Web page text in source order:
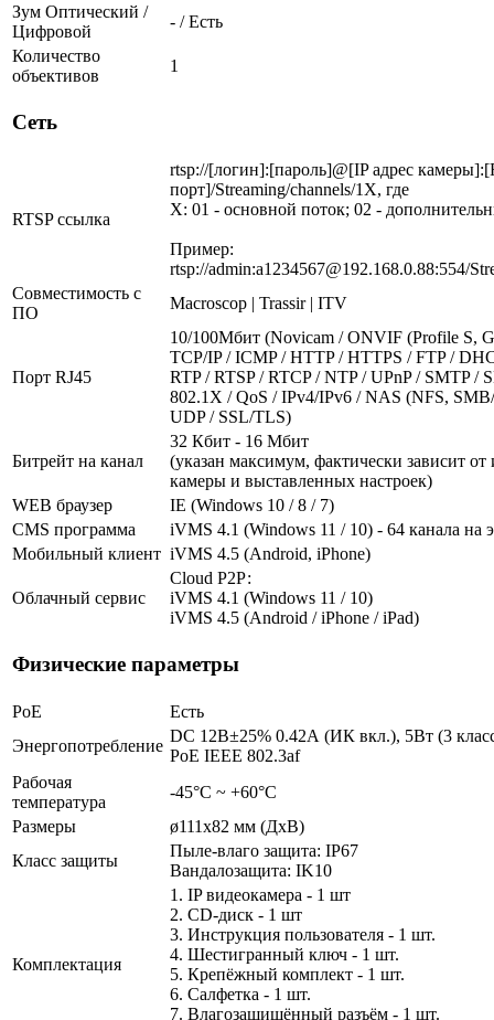
Зум Оптический /
Цифровой
- / Есть
Количество
объективов
1
Сеть
RTSP ссылка
rtsp://[логин]:[пароль]@[IP адрес
порт]/Streaming/channels/1X, где
X: 01 - основной поток; 02 -
Пример:
rtsp://admin:a1234567@192.168.0.88:554/
Совместимость с
ПО
Macroscop | Trassir | ITV
Порт RJ45
10/100Мбит (Novicam / ONVIF (Profile S,
TCP/IP / ICMP / HTTP / HTTPS / FTP /
RTP / RTSP / RTCP / NTP / UPnP / SMTP /
802.1X / QoS / IPv4/IPv6 / NAS (NFS,
UDP / SSL/TLS)
Битрейт на канал
32 Кбит - 16 Мбит
(указан максимум, фактически зависит от
камеры и выставленных настроек)
WEB браузер
IE (Windows 10 / 8 / 7)
CMS программа
iVMS 4.1 (Windows 11 / 10) - 64 канала на
Мобильный клиент iVMS 4.5 (Android, iPhone)
Облачный сервис
Cloud Р2Р:
iVMS 4.1 (Windows 11 / 10)
iVMS 4.5 (Android / iPhone / iPad)
Физические параметры
PoE
Есть
Энергопотребление
DC 12В±25% 0.42А (ИК вкл.), 5Вт (3
PoE IEEE 802.3af
Рабочая
температура
-45°С ~ +60°С
Размеры
ø111х82 мм (ДхВ)
Класс защиты
Пыле-влаго защита: IP67
Вандалозащита: IK10
Комплектация
1. IP видеокамера - 1 шт
2. СD-диск - 1 шт
3. Инструкция пользователя - 1 шт.
4. Шестигранный ключ - 1 шт.
5. Крепёжный комплект - 1 шт.
6. Салфетка - 1 шт.
7. Влагозащищённый разъём - 1 шт.